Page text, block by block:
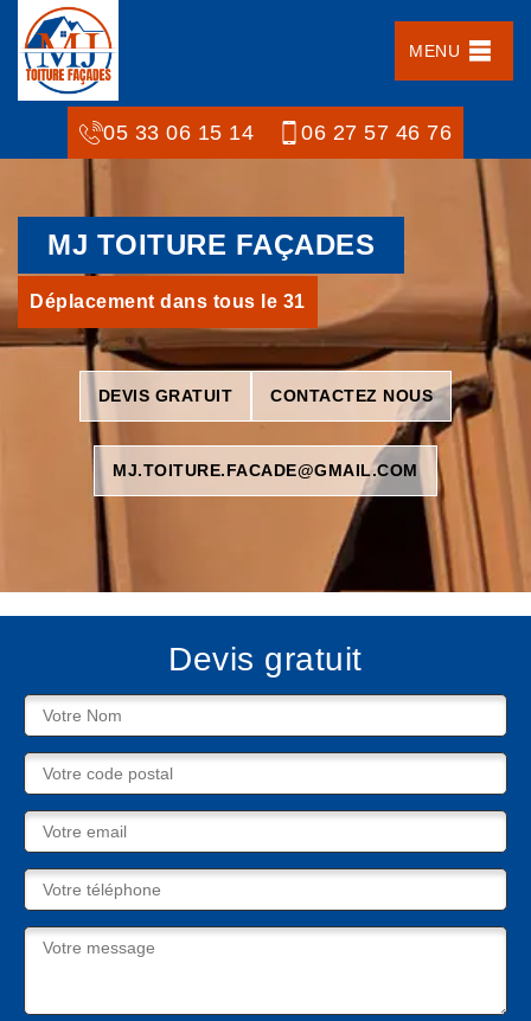
MENU
05 33 06 15 14 06 27 57 46 76
MJ TOITURE FAÇADES
Déplacement dans tous le 31
DEVIS GRATUIT CONTACTEZ NOUS
MJ.TOITURE.FACADE@GMAIL.COM
Devis gratuit